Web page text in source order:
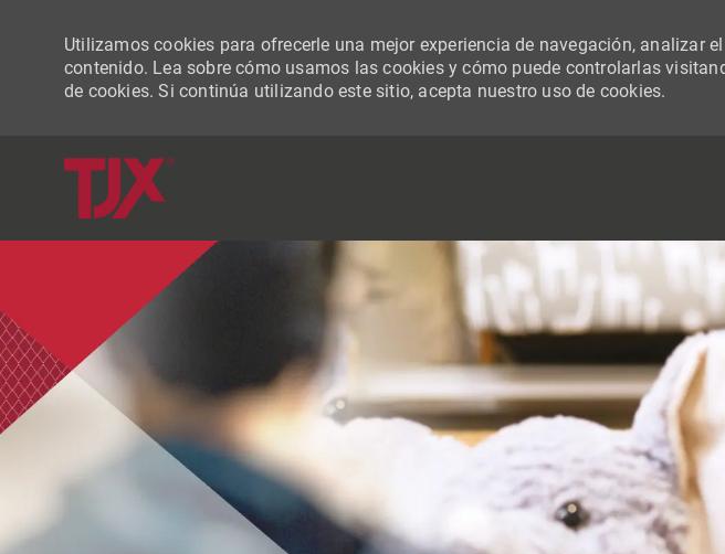
Utilizamos cookies para ofrecerle una mejor experiencia de navegación, analizar
contenido. Lea sobre cómo usamos las cookies y cómo puede controlarlas
de cookies. Si continúa utilizando este sitio, acepta nuestro uso de cookies.